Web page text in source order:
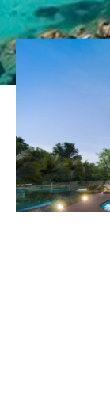
Pièces
Surface